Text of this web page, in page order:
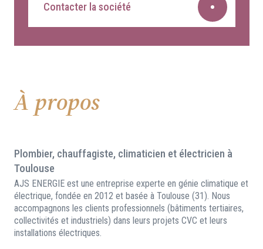
Contacter la société
À propos
Plombier, chauffagiste, climaticien et électricien à
Toulouse
AJS ENERGIE est une entreprise experte en génie climatique et
électrique, fondée en 2012 et basée à Toulouse (31). Nous
accompagnons les clients professionnels (bâtiments tertiaires,
collectivités et industriels) dans leurs projets CVC et leurs
installations électriques.